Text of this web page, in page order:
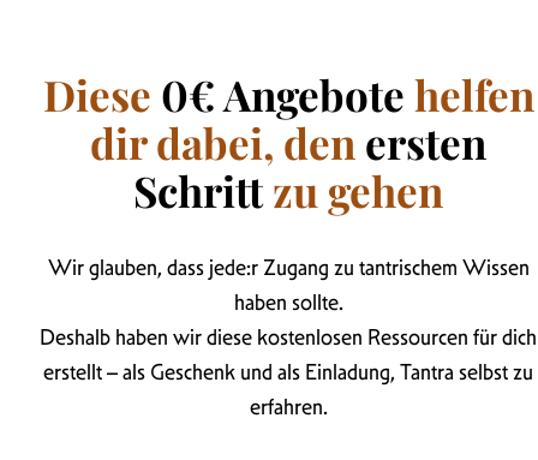
Diese 0€ Angebotehelfen
dir dabei, den ersten
Schrittzu gehen
Wir glauben, dass jede:r Zugang zu tantrischem Wissen
haben sollte.
Deshalb haben wir diese kostenlosen Ressourcen für dich
erstellt – als Geschenk und als Einladung, Tantra selbst zu
erfahren.